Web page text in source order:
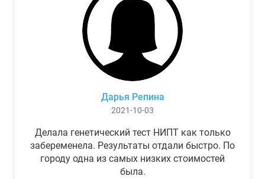
Дарья Репина
2021-10-03
Делала генетический тест НИПТ как только
забеременела. Результаты отдали быстро. По
городу одна из самых низких стоимостей
была.